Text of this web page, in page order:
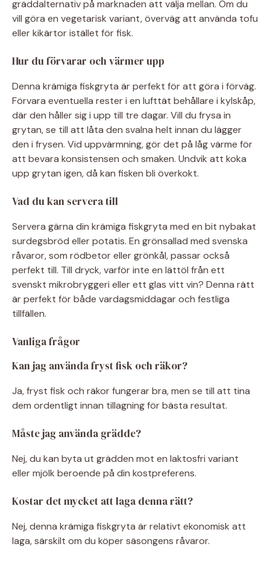
gräddalternativ på marknaden att välja mellan. Om du
vill göra en vegetarisk variant, överväg att använda tofu
eller kikärtor istället för fisk.
Hur du förvarar och värmer upp
Denna krämiga fiskgryta är perfekt för att göra i förväg.
Förvara eventuella rester i en lufttät behållare i kylskåp,
där den håller sig i upp till tre dagar. Vill du frysa in
grytan, se till att låta den svalna helt innan du lägger
den i frysen. Vid uppvärmning, gör det på låg värme för
att bevara konsistensen och smaken. Undvik att koka
upp grytan igen, då kan fisken bli överkokt.
Vad du kan servera till
Servera gärna din krämiga fiskgryta med en bit nybakat
surdegsbröd eller potatis. En grönsallad med svenska
råvaror, som rödbetor eller grönkål, passar också
perfekt till. Till dryck, varför inte en lättöl från ett
svenskt mikrobryggeri eller ett glas vitt vin? Denna rätt
är perfekt för både vardagsmiddagar och festliga
tillfällen.
Vanliga frågor
Kan jag använda fryst fisk och räkor?
Ja, fryst fisk och räkor fungerar bra, men se till att tina
dem ordentligt innan tillagning för bästa resultat.
Måste jag använda grädde?
Nej, du kan byta ut grädden mot en laktosfri variant
eller mjölk beroende på din kostpreferens.
Kostar det mycket att laga denna rätt?
Nej, denna krämiga fiskgryta är relativt ekonomisk att
laga, särskilt om du köper säsongens råvaror.